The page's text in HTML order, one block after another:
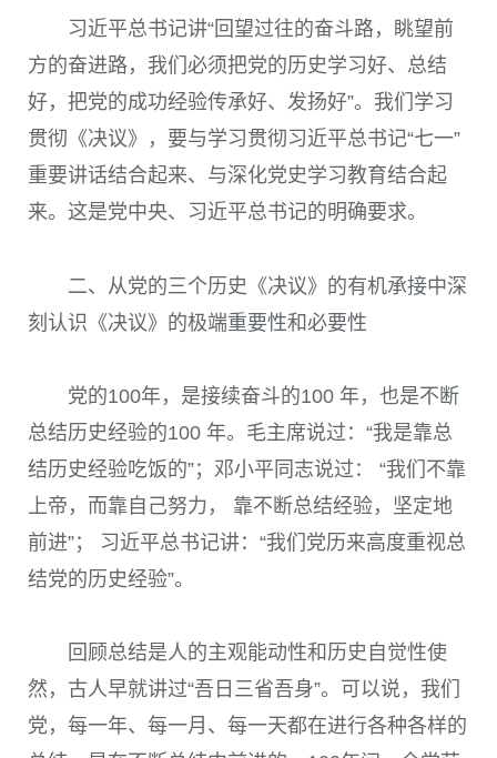
习近平总书记讲“回望过往的奋斗路，眺望前
方的奋进路，我们必须把党的历史学习好、总结
好，把党的成功经验传承好、发扬好”。我们学习
贯彻《决议》，要与学习贯彻习近平总书记“七一”
重要讲话结合起来、与深化党史学习教育结合起
来。这是党中央、习近平总书记的明确要求。
二、从党的三个历史《决议》的有机承接中深
刻认识《决议》的极端重要性和必要性
党的100年，是接续奋斗的100 年，也是不断
总结历史经验的100 年。毛主席说过：“我是靠总
结历史经验吃饭的”；邓小平同志说过： “我们不靠
上帝，而靠自己努力， 靠不断总结经验，坚定地
前进”； 习近平总书记讲：“我们党历来高度重视总
结党的历史经验”。
回顾总结是人的主观能动性和历史自觉性使
然，古人早就讲过“吾日三省吾身”。可以说，我们
党，每一年、每一月、每一天都在进行各种各样的